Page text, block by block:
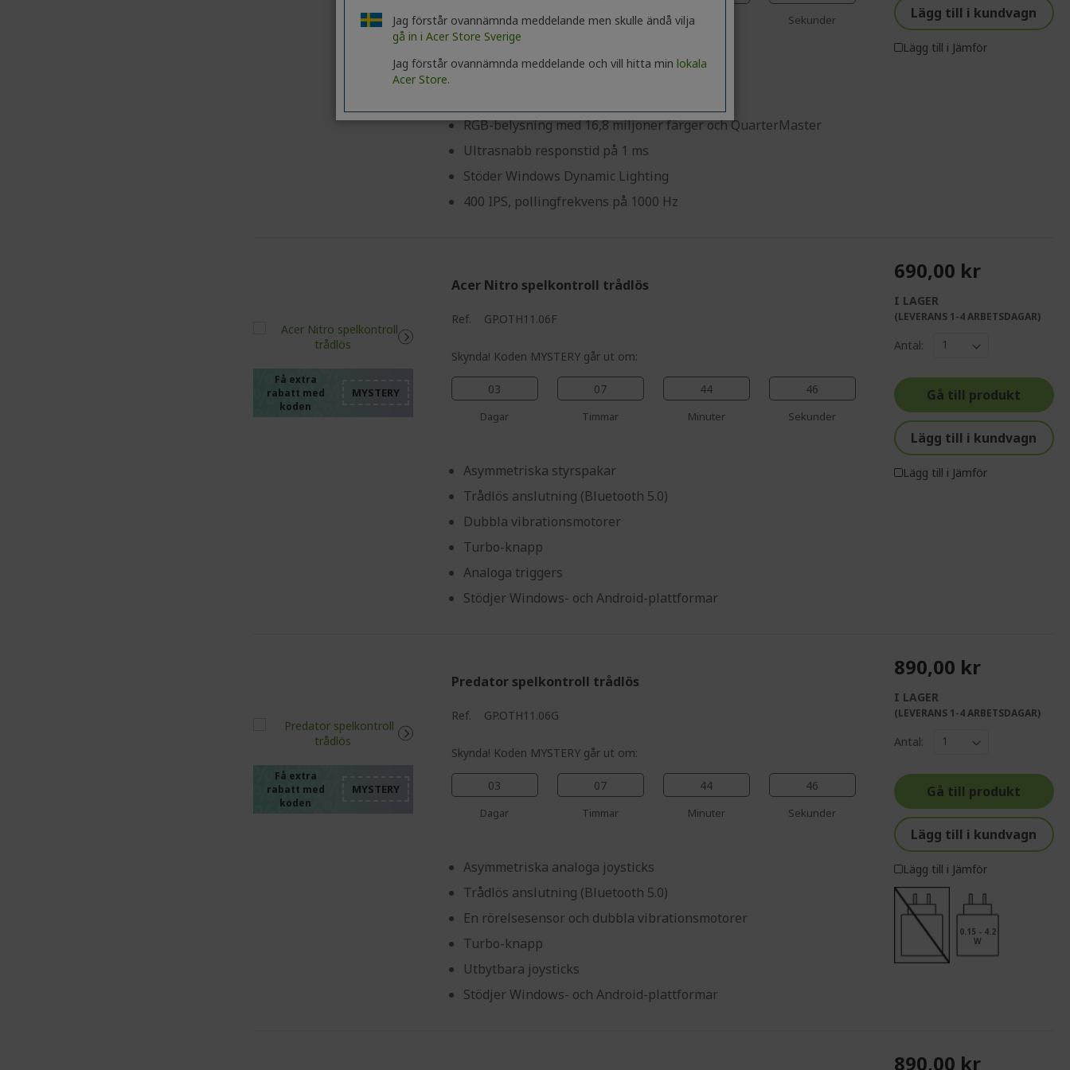
Dagar Timmar Minuter Sekunder
RGB-belysning med 16,8 miljoner färger och QuarterMaster
Ultrasnabb responstid på 1 ms
Stöder Windows Dynamic Lighting
400 IPS, pollingfrekvens på 1000 Hz
Lägg till i kundvagn
Lägg till i Jämför
%%%%%%%%%%%%%%%%%%%%%%%%%%%%%%%%%
%%%%%%%%%%%%%%%%%%%%%%%%%%%%%%%%%
%%%%%%%%%%%%%%%%%%%%%%%%%%%%%%%%%
%%%%%%%%%%%%%%%%%%%%%%%%%%%%%%%%%
%%%%%%%%%%%%%%%%%%%%%%%%%%%%%%%%%
Få extra
rabatt med
koden
Acer Nitro spelkontroll trådlös
Ref. GP.OTH11.06F
Skynda! Koden MYSTERY går ut om:
03
Dagar
07
Timmar
44
Minuter
45
Sekunder
Asymmetriska styrspakar
Trådlös anslutning (Bluetooth 5.0)
Dubbla vibrationsmotorer
Turbo-knapp
Analoga triggers
Stödjer Windows- och Android-plattformar
690,00 kr
I LAGER
(LEVERANS 1-4 ARBETSDAGAR)
Antal:
Gå till produkt
Lägg till i kundvagn
Lägg till i Jämför
%%%%%%%%%%%%%%%%%%%%%%%%%%%%%%%%%
%%%%%%%%%%%%%%%%%%%%%%%%%%%%%%%%%
%%%%%%%%%%%%%%%%%%%%%%%%%%%%%%%%%
%%%%%%%%%%%%%%%%%%%%%%%%%%%%%%%%%
%%%%%%%%%%%%%%%%%%%%%%%%%%%%%%%%%
Få extra
rabatt med
koden
Predator spelkontroll trådlös
Ref. GP.OTH11.06G
Skynda! Koden MYSTERY går ut om:
03
Dagar
07
Timmar
44
Minuter
45
Sekunder
Asymmetriska analoga joysticks
Trådlös anslutning (Bluetooth 5.0)
En rörelsesensor och dubbla vibrationsmotorer
Turbo-knapp
Utbytbara joysticks
Stödjer Windows- och Android-plattformar
890,00 kr
I LAGER
(LEVERANS 1-4 ARBETSDAGAR)
Antal:
Gå till produkt
Lägg till i kundvagn
Lägg till i Jämför
0.15 - 4.2
W
890,00 kr
Jag förstår ovannämnda meddelande men skulle ändå vilja
gå in i Acer Store Sverige
Jag förstår ovannämnda meddelande och vill hitta min lokala
Acer Store.